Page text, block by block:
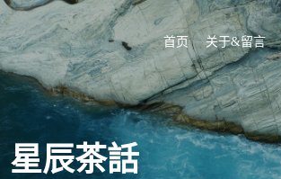
首页 关于&留言
星辰茶話